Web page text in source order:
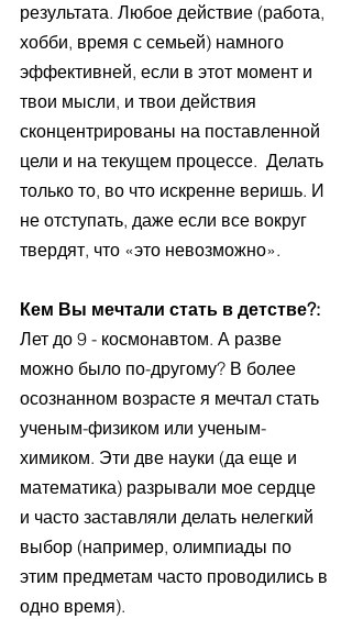
результата. Любое действие (работа,
хобби, время с семьей) намного
эффективней, если в этот момент и
твои мысли, и твои действия
сконцентрированы на поставленной
цели и на текущем процессе.  Делать
только то, во что искренне веришь. И
не отступать, даже если все вокруг
твердят, что «это невозможно».
Кем Вы мечтали стать в детстве?:
Лет до 9 - космонавтом. А разве
можно было по-другому? В более
осознанном возрасте я мечтал стать
ученым-физиком или ученым-
химиком. Эти две науки (да еще и
математика) разрывали мое сердце
и часто заставляли делать нелегкий
выбор (например, олимпиады по
этим предметам часто проводились в
одно время).